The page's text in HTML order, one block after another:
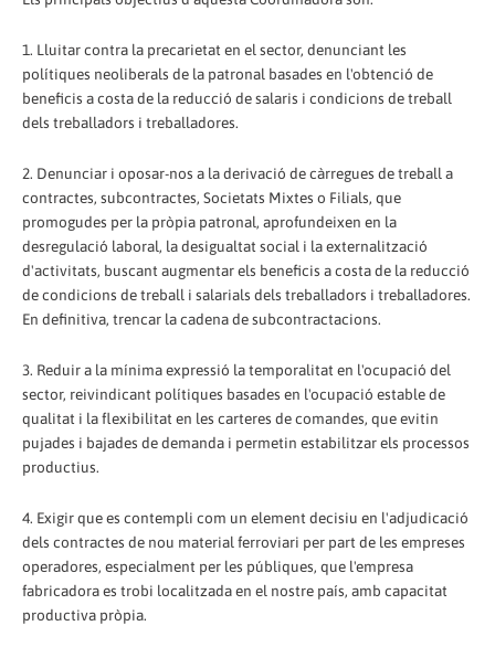
1. Lluitar contra la precarietat en el sector, denunciant les
polítiques neoliberals de la patronal basades en l'obtenció de
beneficis a costa de la reducció de salaris i condicions de treball
dels treballadors i treballadores.
2. Denunciar i oposar-nos a la derivació de càrregues de treball a
contractes, subcontractes, Societats Mixtes o Filials, que
promogudes per la pròpia patronal, aprofundeixen en la
desregulació laboral, la desigualtat social i la externalització
d'activitats, buscant augmentar els beneficis a costa de la reducció
de condicions de treball i salarials dels treballadors i treballadores.
En definitiva, trencar la cadena de subcontractacions.
3. Reduir a la mínima expressió la temporalitat en l'ocupació del
sector, reivindicant polítiques basades en l'ocupació estable de
qualitat i la flexibilitat en les carteres de comandes, que evitin
pujades i bajades de demanda i permetin estabilitzar els processos
productius.
4. Exigir que es contempli com un element decisiu en l'adjudicació
dels contractes de nou material ferroviari per part de les empreses
operadores, especialment per les públiques, que l'empresa
fabricadora es trobi localitzada en el nostre país, amb capacitat
productiva pròpia.